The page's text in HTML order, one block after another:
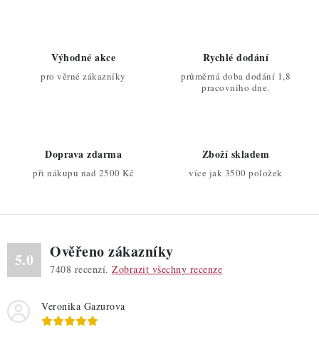
v
ý
i
s
u
Výhodné akce
pro věrné zákazníky
Rychlé dodání
průměrná doba dodání 1,8
pracovního dne.
Doprava zdarma
při nákupu nad 2500 Kč
Zboží skladem
více jak 3500 položek
5.0 Ověřeno zákazníky
7408 recenzí. Zobrazit všechny recenze
Veronika Gazurova